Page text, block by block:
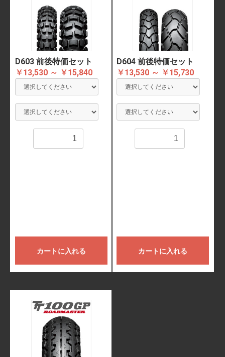
D603 前後特価セット
￥13,530 ～ ￥15,840
カートに入れる
D604 前後特価セット
￥13,530 ～ ￥15,730
カートに入れる